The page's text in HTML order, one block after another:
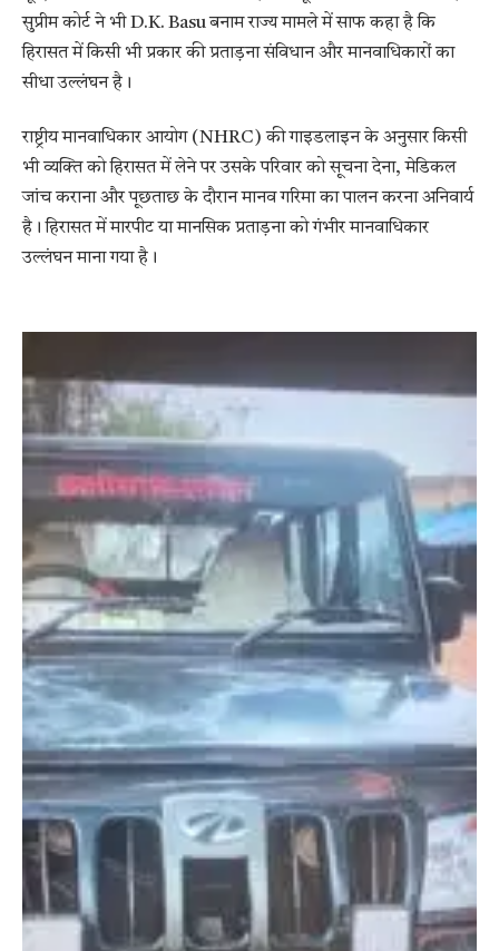
सुप्रीम कोर्ट ने भी D.K. Basu बनाम राज्य मामले में साफ कहा है कि
हिरासत में किसी भी प्रकार की प्रताड़ना संविधान और मानवाधिकारों का
सीधा उल्लंघन है।
राष्ट्रीय मानवाधिकार आयोग (NHRC) की गाइडलाइन के अनुसार किसी
भी व्यक्ति को हिरासत में लेने पर उसके परिवार को सूचना देना, मेडिकल
जांच कराना और पूछताछ के दौरान मानव गरिमा का पालन करना अनिवार्य
है। हिरासत में मारपीट या मानसिक प्रताड़ना को गंभीर मानवाधिकार
उल्लंघन माना गया है।